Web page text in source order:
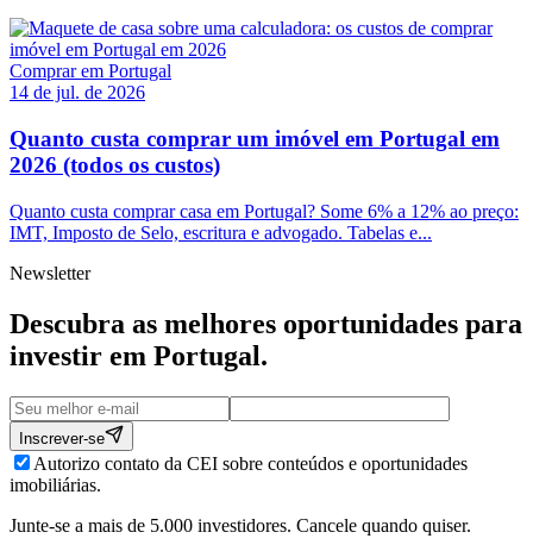
Comprar em Portugal
14 de jul. de 2026
Quanto custa comprar um imóvel em Portugal em
2026 (todos os custos)
Quanto custa comprar casa em Portugal? Some 6% a 12% ao preço:
IMT, Imposto de Selo, escritura e advogado. Tabelas e...
Newsletter
Descubra as melhores oportunidades para
investir em Portugal.
Inscrever-se
Autorizo contato da CEI sobre conteúdos e oportunidades
imobiliárias.
Junte-se a mais de 5.000 investidores. Cancele quando quiser.